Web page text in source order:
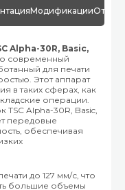
Модификации
Alpha-30R, Basic,
современный
для печати
Этот аппарат
в таких сферах, как
операции.
Alpha-30R, Basic,
передовые
обеспечивая
до 127 мм/с, что
большие объемы